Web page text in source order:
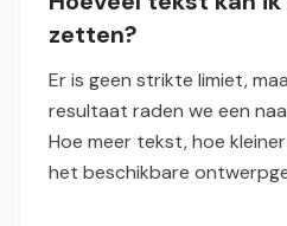
zetten?
Er is geen strikte limiet,
resultaat raden we een
Hoe meer tekst, hoe
het beschikbare